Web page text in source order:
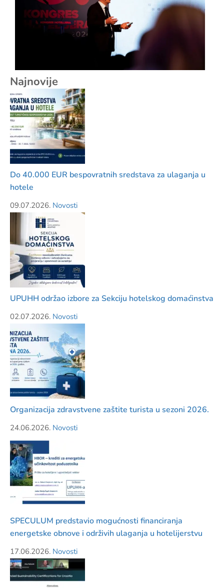
Najnovije
Do 40.000 EUR bespovratnih sredstava za ulaganja u
hotele
09.07.2026. Novosti
UPUHH održao izbore za Sekciju hotelskog domaćinstva
02.07.2026. Novosti
Organizacija zdravstvene zaštite turista u sezoni 2026.
24.06.2026. Novosti
SPECULUM predstavio mogućnosti financiranja
energetske obnove i održivih ulaganja u hotelijerstvu
17.06.2026. Novosti